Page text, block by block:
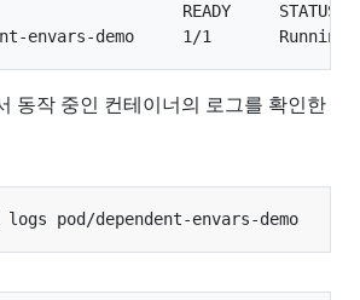
READY     STATUS
동작 중인 컨테이너의 로그를 확인한